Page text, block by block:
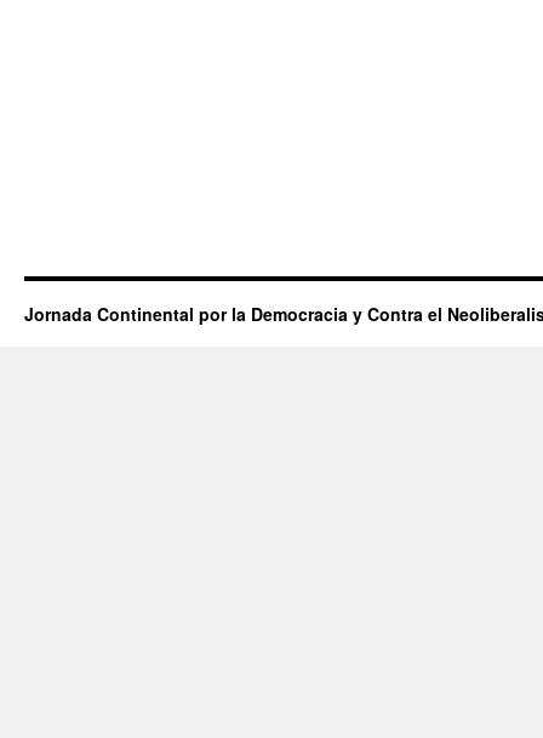
Jornada Continental por la Democracia y Contra el